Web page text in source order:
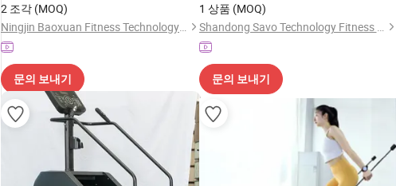
2 조각 (MOQ)
Ningjin Baoxuan Fitness Technology Co., Ltd.
문의 보내기
1 상품 (MOQ)
Shandong Savo Technology Fitness Equipment Co., Ltd.
문의 보내기